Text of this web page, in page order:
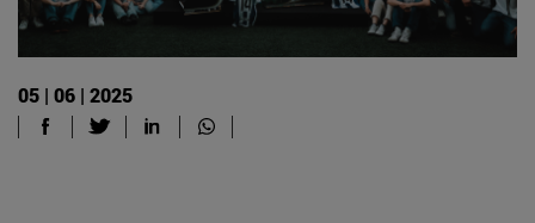
05 | 06 | 2025